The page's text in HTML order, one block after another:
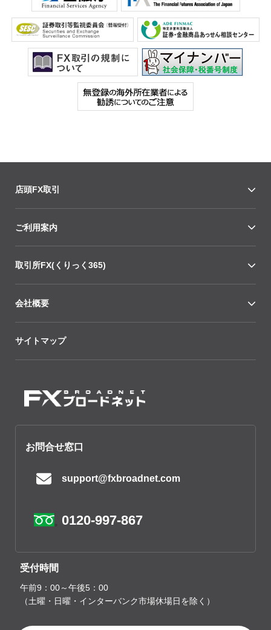
店頭FX取引
ご利用案内
取引所FX(くりっく365)
会社概要
サイトマップ
お問合せ窓口
support@fxbroadnet.com
0120-997-867
受付時間
午前9：00～午後5：00
（土曜・日曜・インターバンク市場休場日を除く）